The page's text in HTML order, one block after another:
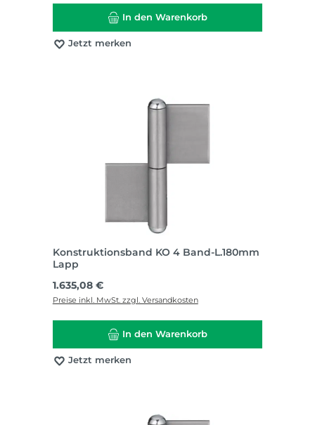
In den Warenkorb
Jetzt merken
Konstruktionsband KO 4 Band-L.180mm
Lapp
Regulärer Preis:
1.635,08 €
Preise inkl. MwSt. zzgl. Versandkosten
In den Warenkorb
Jetzt merken